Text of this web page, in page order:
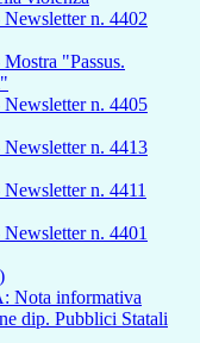
n. 4402
"Passus.
n. 4405
n. 4413
n. 4411
n. 4401
Nota informativa
dip. Pubblici Statali